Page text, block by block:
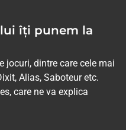
îți punem la
jocuri, dintre care cele mai
Alias, Saboteur etc.
care ne va explica